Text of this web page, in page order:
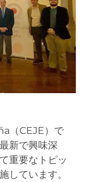
（CEJE）で
新で興味深
重要なトピッ
しています。